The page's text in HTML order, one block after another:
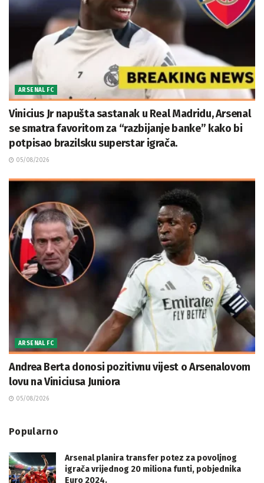
ARSENAL FC
Vinicius Jr napušta sastanak u Real Madridu, Arsenal
se smatra favoritom za “razbijanje banke” kako bi
potpisao brazilsku superstar igrača.
05/08/2026
ARSENAL FC
Andrea Berta donosi pozitivnu vijest o Arsenalovom
lovu na Viniciusa Juniora
05/08/2026
Popularno
Arsenal planira transfer potez za povoljnog
igrača vrijednog 20 miliona funti, pobjednika
Euro 2024.